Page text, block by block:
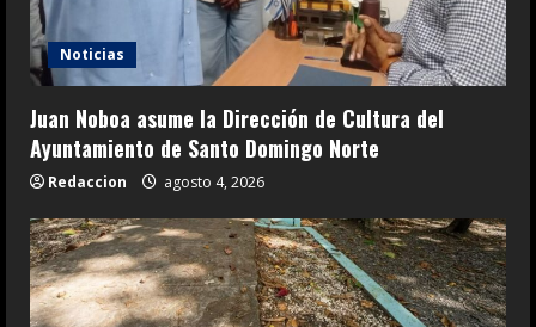
Noticias
Juan Noboa asume la Dirección de Cultura del
Ayuntamiento de Santo Domingo Norte
Redaccion agosto 4, 2026